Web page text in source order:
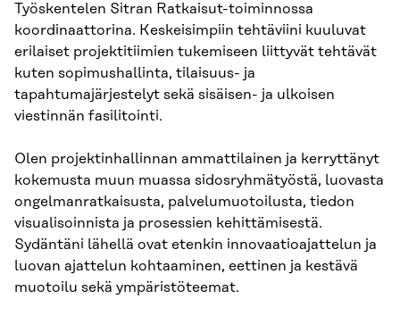
Työskentelen Sitran Ratkaisut-toiminnossa
koordinaattorina. Keskeisimpiin tehtäviini kuuluvat
erilaiset projektitiimien tukemiseen liittyvät tehtävät
kuten sopimushallinta, tilaisuus- ja
tapahtumajärjestelyt sekä sisäisen- ja ulkoisen
viestinnän fasilitointi.
Olen projektinhallinnan ammattilainen ja kerryttänyt
kokemusta muun muassa sidosryhmätyöstä, luovasta
ongelmanratkaisusta, palvelumuotoilusta, tiedon
visualisoinnista ja prosessien kehittämisestä.
Sydäntäni lähellä ovat etenkin innovaatioajattelun ja
luovan ajattelun kohtaaminen, eettinen ja kestävä
muotoilu sekä ympäristöteemat.